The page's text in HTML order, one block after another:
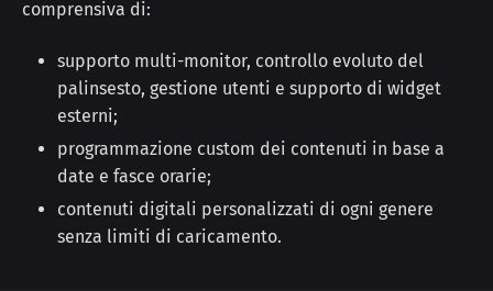
comprensiva di:
supporto multi-monitor, controllo evoluto del
palinsesto, gestione utenti e supporto di widget
esterni;
programmazione custom dei contenuti in base a
date e fasce orarie;
contenuti digitali personalizzati di ogni genere
senza limiti di caricamento.